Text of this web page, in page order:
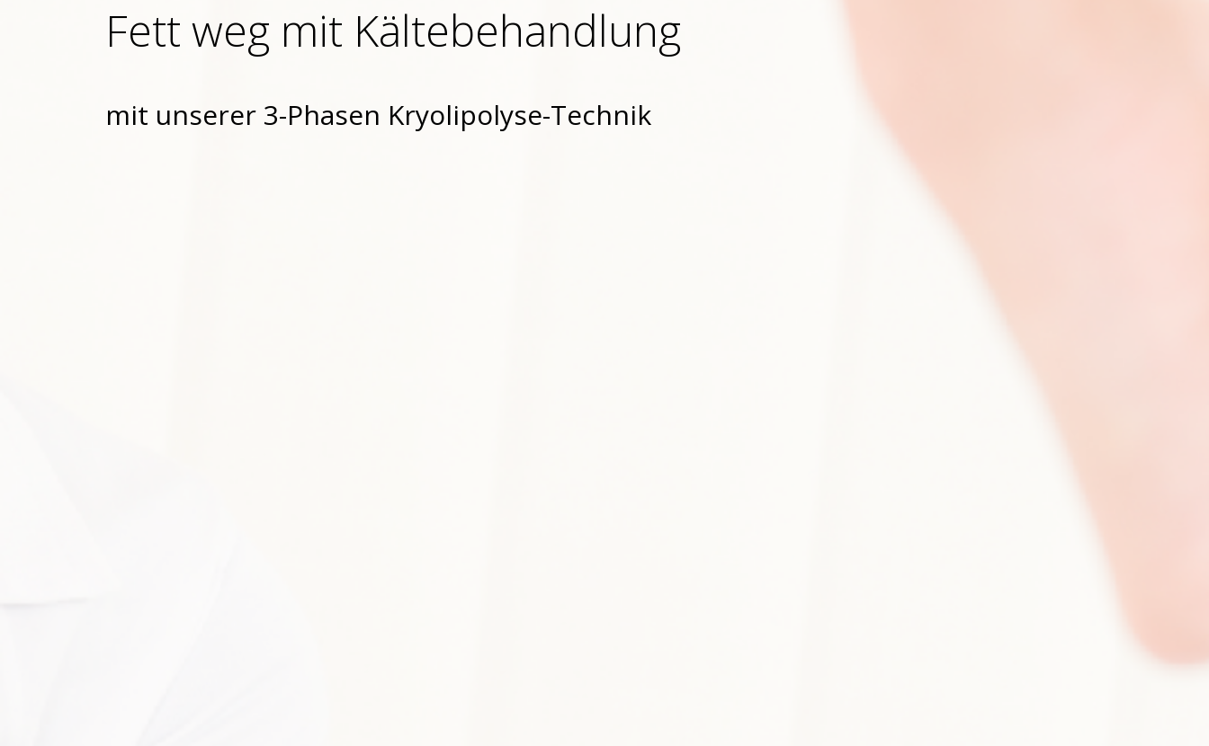
Fett weg mit Kältebehandlung
mit unserer 3-Phasen Kryolipolyse-Technik